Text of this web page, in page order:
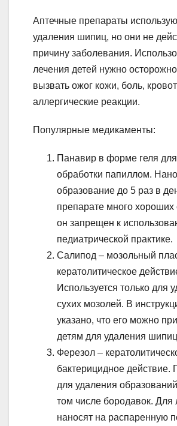
Аптечные препараты
удаления шипиц, но они не
причину заболевания.
лечения детей нужно
вызвать ожог кожи, боль,
аллергические реакции.
Популярные медикаменты:
Панавир в форме геля
обработки папиллом.
образование до 5 раз в
препарате много хороших
он запрещен к
педиатрической практике.
Салипод – мозольный
кератолитическое
Используется только для
сухих мозолей. В
указано, что его можно
детям для удаления
Ферезол –
бактерицидное
для удаления
том числе бородавок. Для
наносят на распаренную